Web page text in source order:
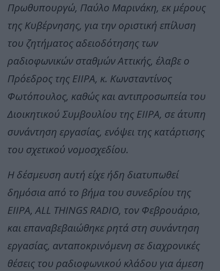
Πρωθυπουργώ, Παύλο Μαρινάκη, εκ μέρους
της Κυβέρνησης, για την οριστική επίλυση
του ζητήματος αδειοδότησης των
ραδιοφωνικών σταθμών Αττικής, έλαβε ο
Πρόεδρος της ΕΙΙΡΑ, κ. Κωνσταντίνος
Φωτόπουλος, καθώς και αντιπροσωπεία του
Διοικητικού Συμβουλίου της ΕΙΙΡΑ, σε άτυπη
συνάντηση εργασίας, ενόψει της κατάρτισης
του σχετικού νομοσχεδίου.
Η δέσμευση αυτή είχε ήδη διατυπωθεί
δημόσια από το βήμα του συνεδρίου της
ΕΙΙΡΑ, ALL THINGS RADIO, τον Φεβρουάριο,
και επαναβεβαιώθηκε ρητά στη συνάντηση
εργασίας, ανταποκρινόμενη σε διαχρονικές
θέσεις του ραδιοφωνικού κλάδου για άμεση